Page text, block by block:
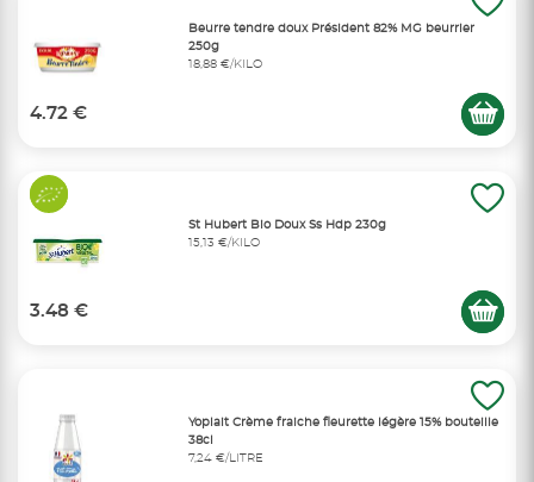
Beurre tendre doux Président 82% MG beurrier
250g
18,88 €/KILO
4.72 €
St Hubert Bio Doux Ss Hdp 230g
15,13 €/KILO
3.48 €
Yoplait Crème fraiche fleurette légère 15% bouteille
38cl
7,24 €/LITRE